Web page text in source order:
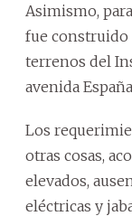
Asimismo,
fue construido
terrenos del
avenida
Los
otras cosas,
elevados,
eléctricas y